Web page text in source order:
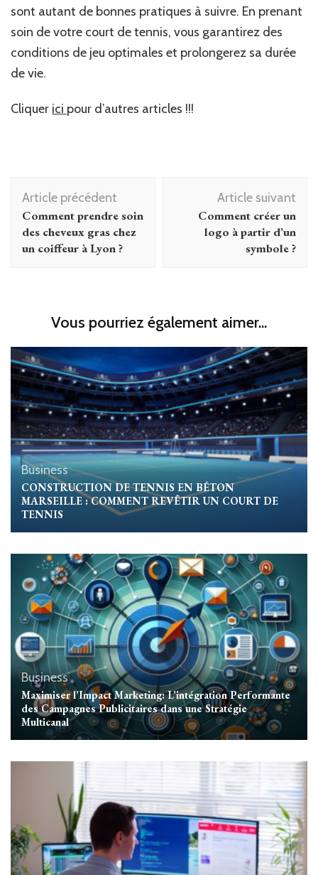
sont autant de bonnes pratiques à suivre. En prenant
soin de votre court de tennis, vous garantirez des
conditions de jeu optimales et prolongerez sa durée
de vie.
Cliquer ici pour d’autres articles !!!
Navigation
d'article
Article précédent
Comment prendre soin
des cheveux gras chez
un coiffeur à Lyon ?
Article suivant
Comment créer un
logo à partir d’un
symbole ?
Vous pourriez également aimer...
Business
CONSTRUCTION DE TENNIS EN BÉTON
MARSEILLE : COMMENT REVÊTIR UN COURT DE
TENNIS
Business
Maximiser l’Impact Marketing: L’intégration Performante
des Campagnes Publicitaires dans une Stratégie
Multicanal